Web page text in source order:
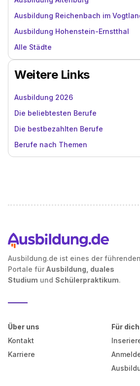
Ausbildung Reichenbach im
Ausbildung Hohenstein-Ernstthal
Alle Städte
Weitere Links
Ausbildung 2026
Die beliebtesten Berufe
Die bestbezahlten Berufe
Berufe nach Themen
Ausbildung.de ist eines der führenden
Portale für Ausbildung, duales
Studium und Schülerpraktikum.
Über uns
Kontakt
Karriere
Für dich